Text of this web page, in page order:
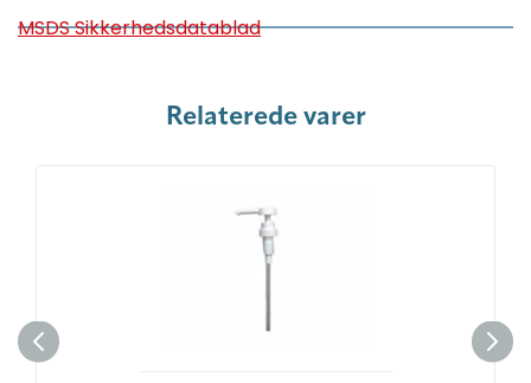
MSDS Sikkerhedsdatablad
Relaterede varer